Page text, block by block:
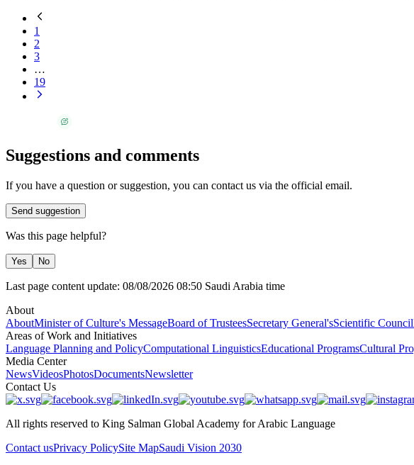
1
2
3
…
19
Suggestions and comments
If you have a question or suggestion, you can contact us via the official email.
Send suggestion
Was this page helpful?
Yes No
Last page content update: 08/08/2026 08:50 Saudi Arabia time
About
AboutMinister of Culture's MessageBoard of TrusteesSecretary General'sScientific Council
Areas of Work and Initiatives
Language Planning and PolicyComputational LinguisticsEducational ProgramsCultural
Media Center
NewsVideosPhotosDocumentsNewsletter
Contact Us
All rights reserved to King Salman Global Academy for Arabic Language
Contact usPrivacy PolicySite MapSaudi Vision 2030